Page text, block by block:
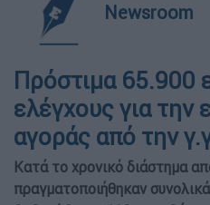
Newsroom
Πρόστιμα 65.900
ελέγχους για την
αγοράς από την
Κατά το χρονικό διάστημα
πραγματοποιήθηκαν